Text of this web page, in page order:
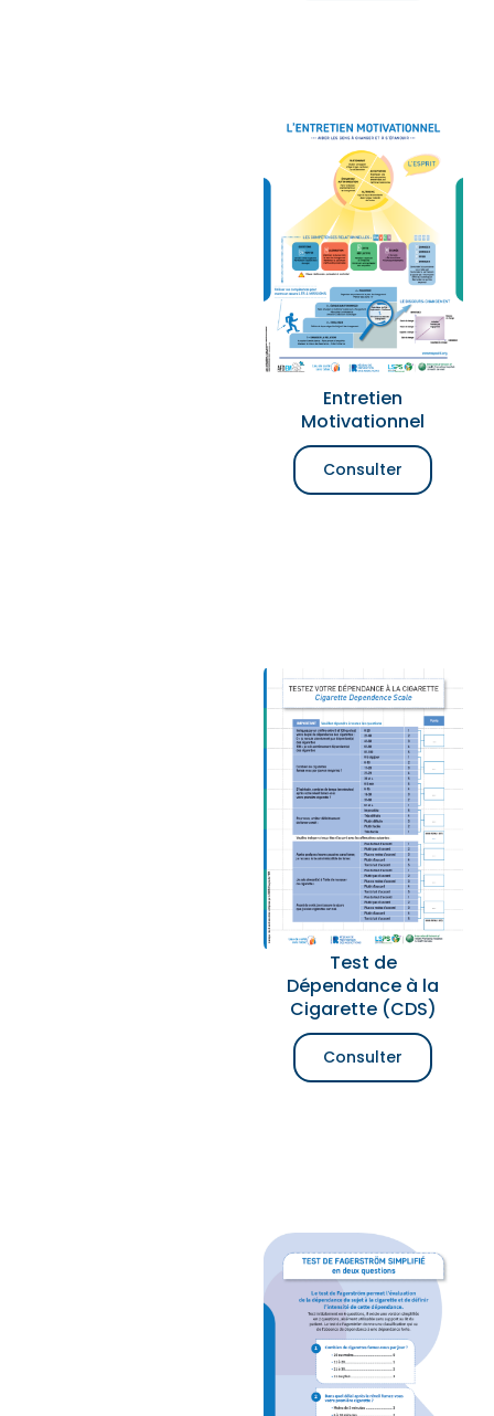
Entretien
Motivationnel
Consulter
Test de
Dépendance à la
Cigarette (CDS)
Consulter